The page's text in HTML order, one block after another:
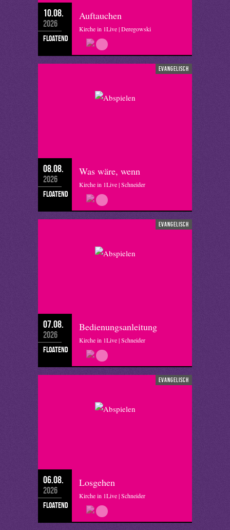
10.08.
2026
floatend
Auftauchen
Kirche in 1Live | Deregowski
evangelisch
08.08.
2026
floatend
Was wäre, wenn
Kirche in 1Live | Schneider
evangelisch
07.08.
2026
floatend
Bedienungsanleitung
Kirche in 1Live | Schneider
evangelisch
06.08.
2026
floatend
Losgehen
Kirche in 1Live | Schneider